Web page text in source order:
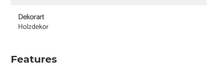
Dekorart
Holzdekor
Features